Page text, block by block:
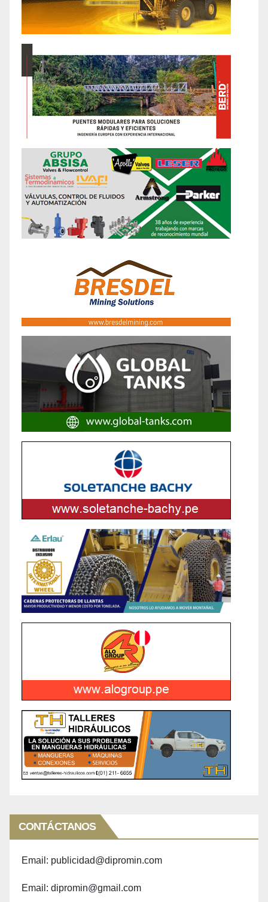
CONTÁCTANOS
Email: publicidad@dipromin.com
Email: dipromin@gmail.com